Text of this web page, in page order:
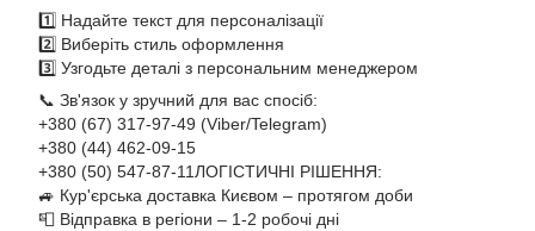
1️⃣ Надайте текст для персоналізації
2️⃣ Виберіть стиль оформлення
3️⃣ Узгодьте деталі з персональним менеджером
📞 Зв'язок у зручний для вас спосіб:
+380 (67) 317-97-49 (Viber/Telegram)
+380 (44) 462-09-15
+380 (50) 547-87-11ЛОГІСТИЧНІ РІШЕННЯ:
🚙 Кур'єрська доставка Києвом – протягом доби
📮 Відправка в регіони – 1-2 робочі дні